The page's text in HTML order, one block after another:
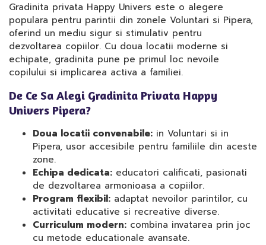
Gradinita privata Happy Univers este o alegere
populara pentru parintii din zonele Voluntari si Pipera,
oferind un mediu sigur si stimulativ pentru
dezvoltarea copiilor. Cu doua locatii moderne si
echipate, gradinita pune pe primul loc nevoile
copilului si implicarea activa a familiei.
De Ce Sa Alegi Gradinita Privata Happy
Univers Pipera?
Doua locatii convenabile: in Voluntari si in
Pipera, usor accesibile pentru familiile din aceste
zone.
Echipa dedicata: educatori calificati, pasionati
de dezvoltarea armonioasa a copiilor.
Program flexibil: adaptat nevoilor parintilor, cu
activitati educative si recreative diverse.
Curriculum modern: combina invatarea prin joc
cu metode educationale avansate.